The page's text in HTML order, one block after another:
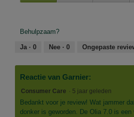
1
van
Behulpzaam?
Ja · 0 Nee · 0 Ongepaste
Reactie van Garnier:
Consumer Care · 5 jaar geleden
Bedankt voor je review! Wat jammer
donker is geworden. De Olia 7.0 is een